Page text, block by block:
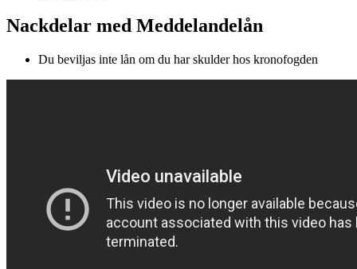
Nackdelar med Meddelandelån
Du beviljas inte lån om du har skulder hos kronofogden